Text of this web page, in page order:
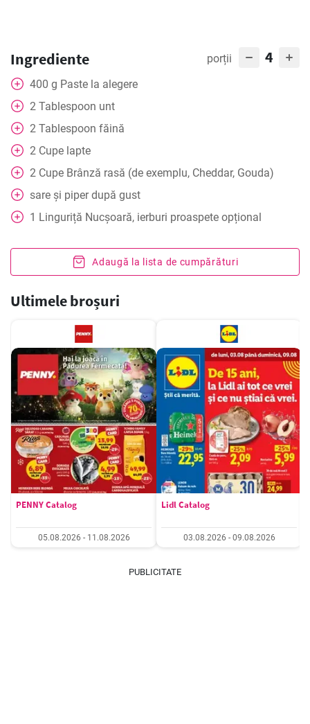
Ingrediente porții 4
400 g Paste la alegere
2 Tablespoon unt
2 Tablespoon făină
2 Cupe lapte
2 Cupe Brânză rasă (de exemplu, Cheddar, Gouda)
sare și piper după gust
1 Linguriță Nucșoară, ierburi proaspete opțional
Adaugă la lista de cumpărături
Ultimele broșuri
PENNY Catalog
05.08.2026 - 11.08.2026
Lidl Catalog
03.08.2026 - 09.08.2026
PUBLICITATE